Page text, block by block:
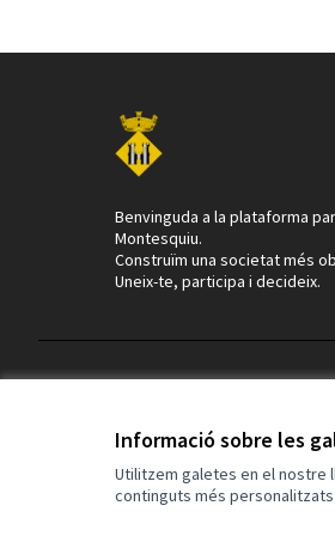
Informació sobre les
Utilitzem galetes en el nostre
continguts més
Benvinguda a la plataforma
Montesquiu.
Construïm una societat més
Uneix-te, participa i decideix.
(Enllaç extern)